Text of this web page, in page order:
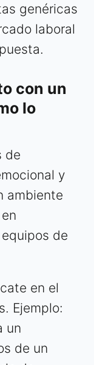
genéricas
laboral
con un
lo
de
y
ambiente
de
en el
Ejemplo:
un
de un